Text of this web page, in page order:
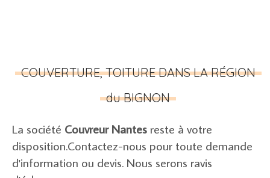
COUVERTURE, TOITURE DANS LA RÉGION
du BIGNON
La société Couvreur Nantes reste à votre
disposition.Contactez-nous pour toute demande
d'information ou devis. Nous serons ravis